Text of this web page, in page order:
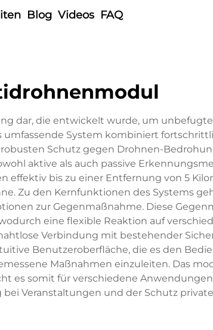
Blog Videos FAQ
dar, die entwickelt wurde, um
System kombiniert
Schutz gegen Drohnen-
aktive als auch passive
effektiv bis zu einer Entfernung von 5
Zu den Kernfunktionen des Systems
zur Gegenmaßnahme. Diese
eine flexible Reaktion auf
Verbindung mit bestehender
Benutzeroberfläche, die es den
Maßnahmen einzuleiten. Das
es somit für verschiedene
Veranstaltungen und der Schutz